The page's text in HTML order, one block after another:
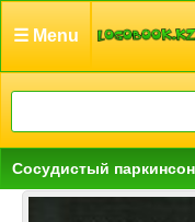
☰ Menu
Сосудистый